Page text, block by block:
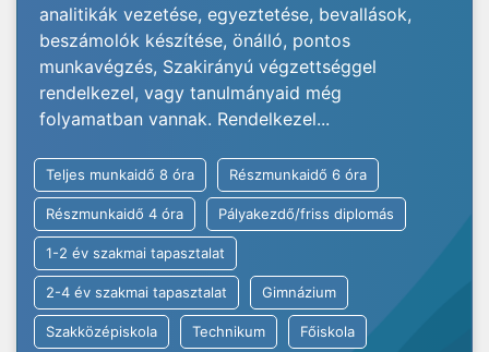
analitikák vezetése, egyeztetése, bevallások,
beszámolók készítése, önálló, pontos
munkavégzés, Szakirányú végzettséggel
rendelkezel, vagy tanulmányaid még
folyamatban vannak. Rendelkezel...
Teljes munkaidő 8 óra Részmunkaidő 6 óra
Részmunkaidő 4 óra Pályakezdő/friss diplomás
1-2 év szakmai tapasztalat
2-4 év szakmai tapasztalat Gimnázium
Szakközépiskola Technikum Főiskola